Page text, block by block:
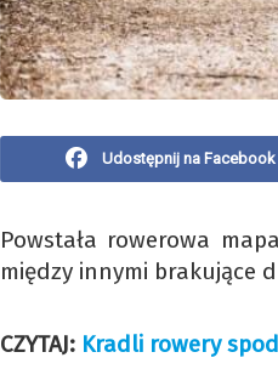
Udostępnij na Facebook
Powstała rowerowa
między innymi brakujące
CZYTAJ: Kradli rowery